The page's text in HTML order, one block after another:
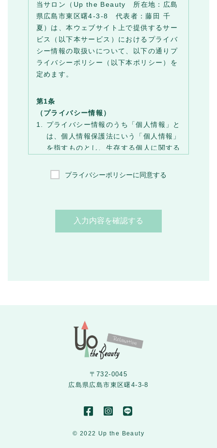
当サロン（Up the Beauty 所在地：広島
県広島市東区曙4-3-8 代表者：藤田 千
夏）は、本ウェブサイト上で提供するサー
ビス（以下本サービス）におけるプライバ
シー情報の取扱いについて、以下の通りプ
ライバシーポリシー（以下本ポリシー）を
定めます。
第1条
（プライバシー情報）
プライバシー情報のうち「個人情報」と
は、個人情報保護法にいう「個人情報」
を指すものとし、生存する個人に関する
名、生年月日、住所、電話番号、連絡先
特性情報」とは、上記に定める「個人情
（プライバシー情報の収集方法）
当サロンは、ユーザーが利用登録をする
際に氏名、生年月日、住所、電話番号、
メールアドレス、銀行口座番号、クレジ
個人情報をお尋ねすることがあります。
されたユーザーの個人情報を含む取引記
プライバシーポリシーに同意する
〒732-0045
広島県広島市東区曙4-3-8
© 2022 Up the Beauty